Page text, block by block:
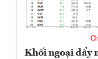
Khối ngoại đẩy